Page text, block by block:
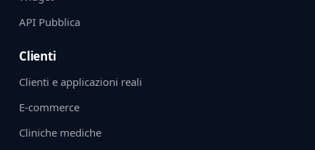
API Pubblica
Clienti
Clienti e applicazioni reali
E-commerce
Cliniche mediche